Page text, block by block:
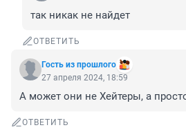
так никак не найдет
ОТВЕТИТЬ
Гость из прoшлого
27 апреля 2024, 18:59
А может они не Хейтеры, а
ОТВЕТИТЬ